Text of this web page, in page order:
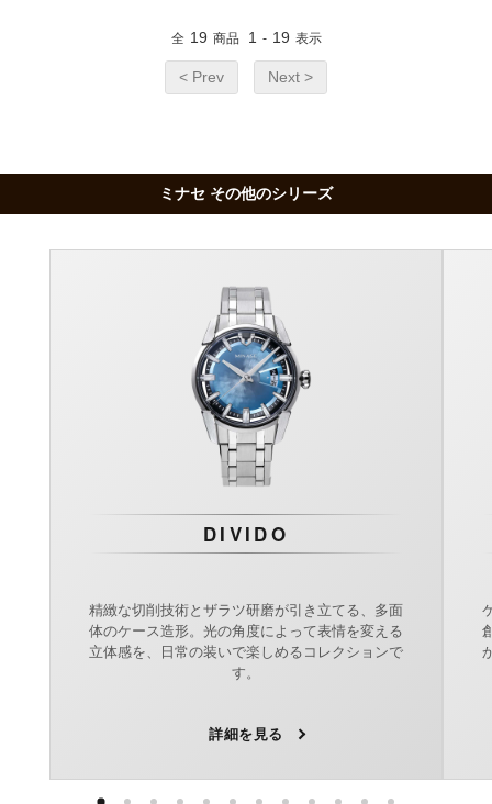
全 19 商品 1 - 19 表示
< Prev Next >
ミナセ その他のシリーズ
DIVIDO
精緻な切削技術とザラツ研磨が引き立てる、多面
体のケース造形。光の角度によって表情を変える
立体感を、日常の装いで楽しめるコレクションで
す。
詳細を見る